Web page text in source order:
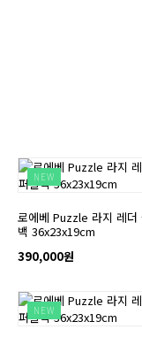
NEW
로에베 Puzzle 라지 레더
백 36x23x19cm
390,000원
NEW